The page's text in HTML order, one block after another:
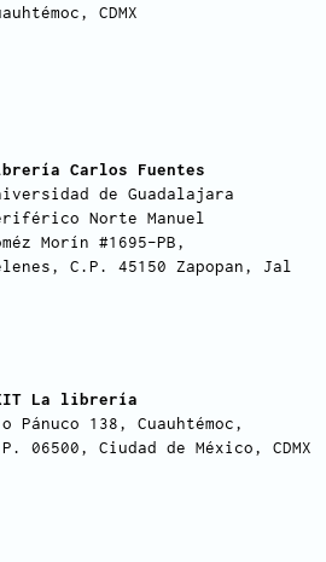
CDMX
Carlos Fuentes
de Guadalajara
Norte Manuel
Morín #1695-PB,
C.P. 45150 Zapopan, Jal
La librería
Pánuco 138, Cuauhtémoc,
06500, Ciudad de México, CDMX